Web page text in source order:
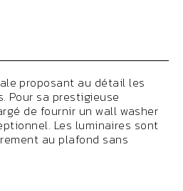
proposant au détail les
Pour sa prestigieuse
de fournir un wall washer
Les luminaires sont
au plafond sans